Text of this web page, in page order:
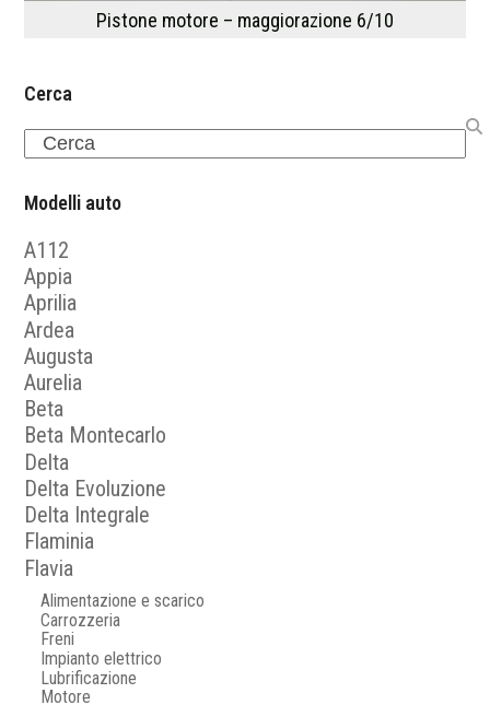
Pistone motore – maggiorazione 6/10
Cerca
Search
Modelli auto
A112
Appia
Aprilia
Ardea
Augusta
Aurelia
Beta
Beta Montecarlo
Delta
Delta Evoluzione
Delta Integrale
Flaminia
Flavia
Alimentazione e scarico
Carrozzeria
Freni
Impianto elettrico
Lubrificazione
Motore